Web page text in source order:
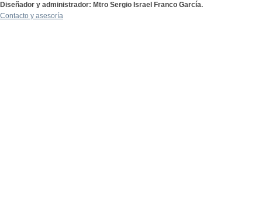
Diseñador y administrador: Mtro Sergio Israel Franco García.
Contacto y asesoría